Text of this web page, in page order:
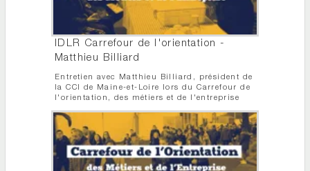
IDLR Carrefour de l'orientation -
Matthieu Billiard
Entretien avec Matthieu Billiard, président de
la CCI de Maine-et-Loire lors du Carrefour de
l'orientation, des métiers et de l'entreprise